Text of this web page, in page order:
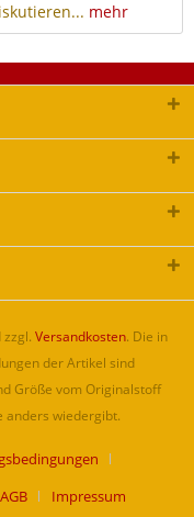
mehr
Versandkosten. Die in
der Artikel sind
Größe vom Originalstoff
anders wiedergibt.
AGB Impressum